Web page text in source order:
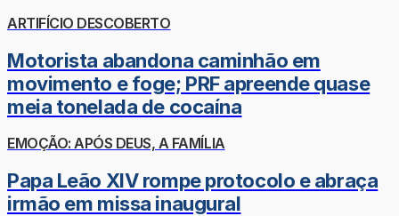
ARTIFÍCIO DESCOBERTO
Motorista abandona caminhão em
movimento e foge; PRF apreende quase
meia tonelada de cocaína
EMOÇÃO: APÓS DEUS, A FAMÍLIA
Papa Leão XIV rompe protocolo e abraça
irmão em missa inaugural